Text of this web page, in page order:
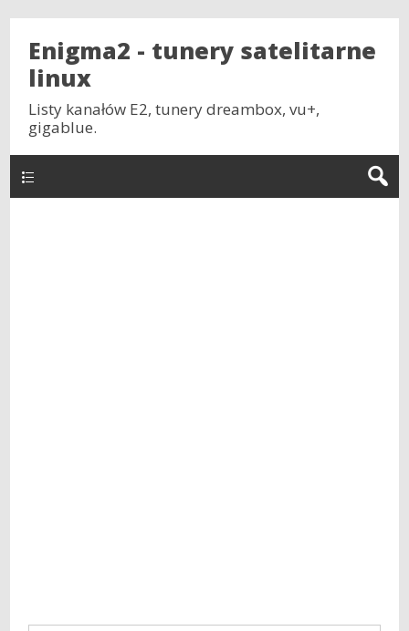
Enigma2 - tunery satelitarne
linux
Listy kanałów E2, tunery dreambox, vu+,
gigablue.